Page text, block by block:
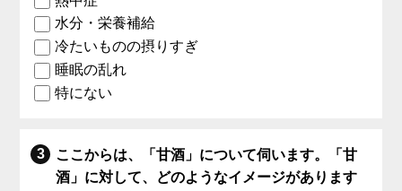
水分・栄養補給
冷たいものの摂りすぎ
睡眠の乱れ
特にない
ここからは、「甘酒」について伺います。「甘
酒」に対して、どのようなイメージがあります